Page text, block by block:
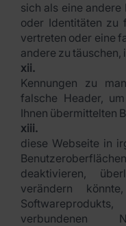
sich als eine andere
oder Identitäten zu
vertreten oder eine
andere zu
xii.
Kennungen zu
falsche Header,
Ihnen übermittelten
xiii.
diese Webseite in
deaktivieren,
verändern
verbundenen